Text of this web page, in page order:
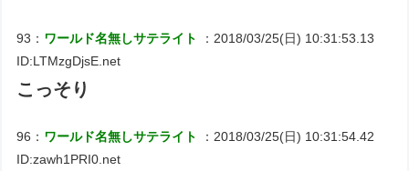
93： ワールド名無しサテライト
：2018/03/25(日) 10:31:53.13
ID:LTMzgDjsE.net
こっそり
96： ワールド名無しサテライト
：2018/03/25(日) 10:31:54.42
ID:zawh1PRI0.net